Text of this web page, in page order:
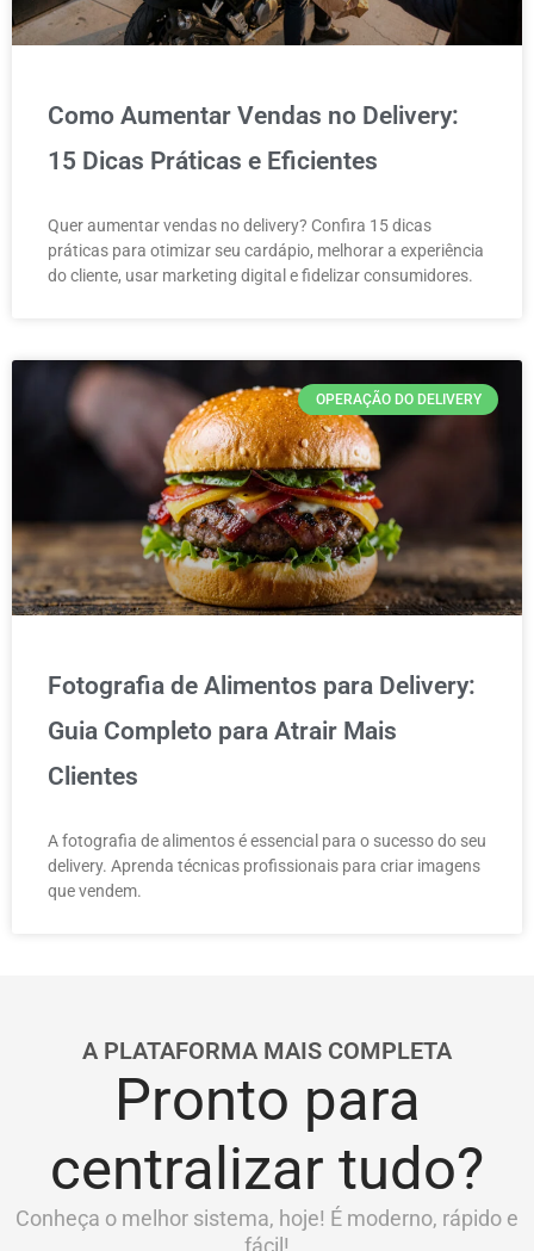
Como Aumentar Vendas no Delivery:
15 Dicas Práticas e Eficientes
Quer aumentar vendas no delivery? Confira 15 dicas
práticas para otimizar seu cardápio, melhorar a experiência
do cliente, usar marketing digital e fidelizar consumidores.
OPERAÇÃO DO DELIVERY
Fotografia de Alimentos para Delivery:
Guia Completo para Atrair Mais
Clientes
A fotografia de alimentos é essencial para o sucesso do seu
delivery. Aprenda técnicas profissionais para criar imagens
que vendem.
A PLATAFORMA MAIS COMPLETA
Pronto para
centralizar tudo?
Conheça o melhor sistema, hoje! É moderno, rápido e
fácil!